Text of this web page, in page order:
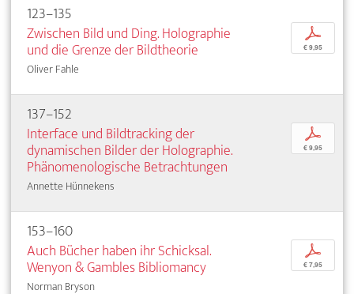
123–135
Zwischen Bild und Ding. Holographie
und die Grenze der Bildtheorie
Oliver Fahle
p
€ 9,95
137–152
Interface und Bildtracking der
dynamischen Bilder der Holographie.
Phänomenologische Betrachtungen
Annette Hünnekens
p
€ 9,95
153–160
Auch Bücher haben ihr Schicksal.
Wenyon & Gambles Bibliomancy
Norman Bryson
p
€ 7,95